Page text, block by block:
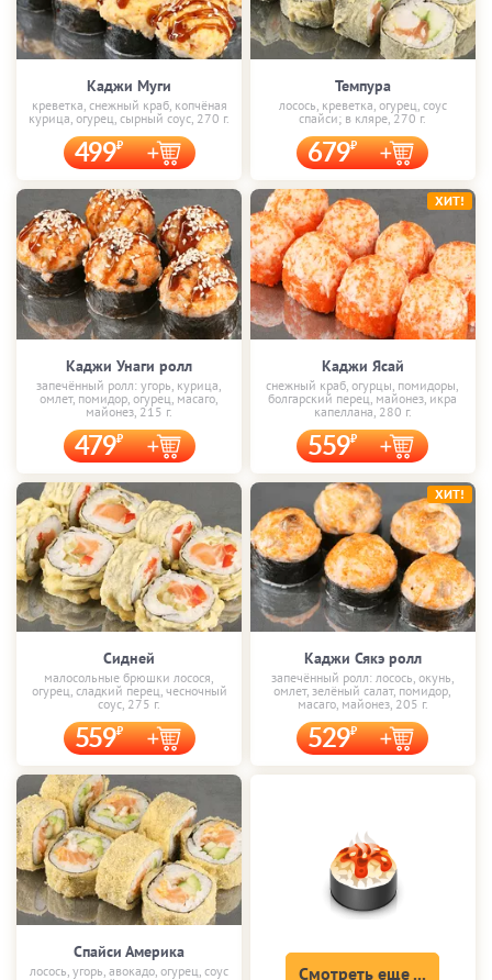
Каджи Муги
креветка, снежный краб, копчёная
курица, огурец, сырный соус, 270 г.
499
Темпура
лосось, креветка, огурец, соус
спайси; в кляре, 270 г.
679
Каджи Унаги ролл
запечённый ролл: угорь, курица,
омлет, помидор, огурец, масаго,
майонез, 215 г.
479
Каджи Ясай
снежный краб, огурцы, помидоры,
болгарский перец, майонез, икра
капеллана, 280 г.
559
ХИТ!
Сидней
малосольные брюшки лосося,
огурец, сладкий перец, чесночный
соус, 275 г.
559
Каджи Сякэ ролл
запечённый ролл: лосось, окунь,
омлет, зелёный салат, помидор,
масаго, майонез, 205 г.
529
ХИТ!
Спайси Америка
лосось, угорь, авокадо, огурец, соус
Смотреть еще ...